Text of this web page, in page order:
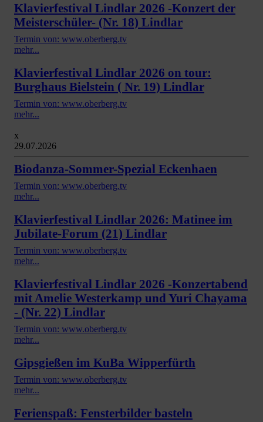
Klavierfestival Lindlar 2026 -Konzert der
Meisterschüler- (Nr. 18) Lindlar
Termin von: www.oberberg.tv
mehr...
Klavierfestival Lindlar 2026 on tour:
Burghaus Bielstein ( Nr. 19) Lindlar
Termin von: www.oberberg.tv
mehr...
x
29.07.2026
Biodanza-Sommer-Spezial Eckenhaen
Termin von: www.oberberg.tv
mehr...
Klavierfestival Lindlar 2026: Matinee im
Jubilate-Forum (21) Lindlar
Termin von: www.oberberg.tv
mehr...
Klavierfestival Lindlar 2026 -Konzertabend
mit Amelie Westerkamp und Yuri Chayama
- (Nr. 22) Lindlar
Termin von: www.oberberg.tv
mehr...
Gipsgießen im KuBa Wipperfürth
Termin von: www.oberberg.tv
mehr...
Ferienspaß: Fensterbilder basteln